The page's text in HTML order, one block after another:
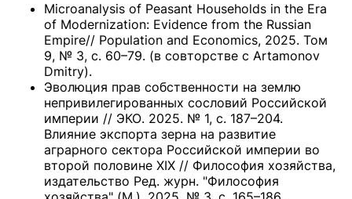
Microanalysis of Peasant Households in the Era
of Modernization: Evidence from the Russian
Empire// Population and Economics, 2025. Том
9, № 3, с. 60–79. (в совторстве с Artamonov
Dmitry).
Эволюция прав собственности на землю
непривилегированных сословий Российской
империи // ЭКО. 2025. № 1, с. 187–204.
Влияние экспорта зерна на развитие
аграрного сектора Российской империи во
второй половине XIX // Философия хозяйства,
издательство Ред. журн. "Философия